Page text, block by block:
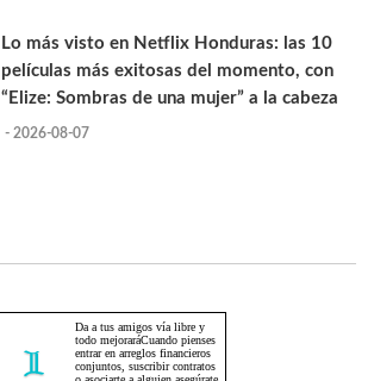
Lo más visto en Netflix Honduras: las 10
películas más exitosas del momento, con
“Elize: Sombras de una mujer” a la cabeza
- 2026-08-07